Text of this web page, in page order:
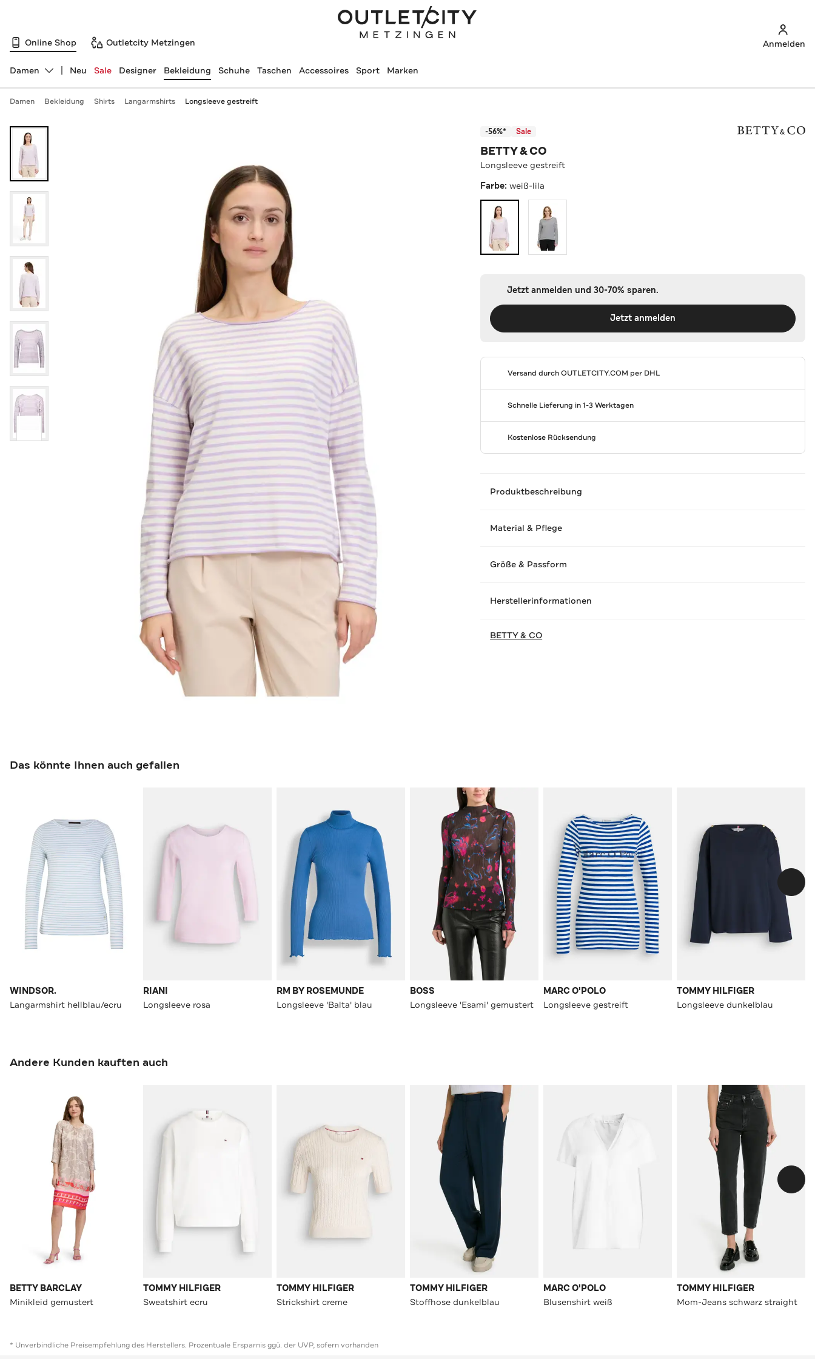
Online Shop Outletcity Metzingen Anmelden
Abteilung ändern, ausgewählt:
Damen Neu Sale Designer Bekleidung Schuhe Taschen Accessoires Sport Marken
Damen Bekleidung Shirts Langarmshirts Longsleeve gestreift
-56%* Sale
BETTY & CO
Longsleeve gestreift
Farbe:weiß-lila
Jetzt anmelden und 30-70% sparen.
Jetzt anmelden
Versand durchOUTLETCITY.COM per DHL
Schnelle Lieferung in 1-3 Werktagen
Kostenlose Rücksendung
Produktbeschreibung
Material & Pflege
Größe & Passform
Herstellerinformationen
BETTY & CO
Das könnte Ihnen auch gefallen
WINDSOR.
Langarmshirt hellblau/ecru
RIANI
Longsleeve rosa
RM BY ROSEMUNDE
Longsleeve 'Balta' blau
BOSS
Longsleeve 'Esami' gemustert
MARC O'POLO
Longsleeve gestreift
TOMMY HILFIGER
Longsleeve dunkelblau
Andere Kunden kauften auch
BETTY BARCLAY
Minikleid gemustert
TOMMY HILFIGER
Sweatshirt ecru
TOMMY HILFIGER
Strickshirt creme
TOMMY HILFIGER
Stoffhose dunkelblau
MARC O'POLO
Blusenshirt weiß
TOMMY HILFIGER
Mom-Jeans schwarz straight
* Unverbindliche Preisempfehlung des Herstellers. Prozentuale Ersparnis ggü. der UVP, sofern vorhanden